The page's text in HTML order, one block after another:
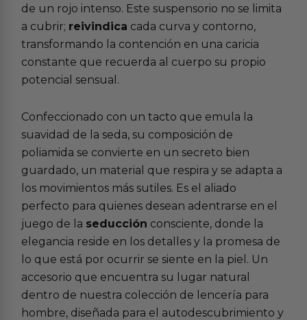
de un rojo intenso. Este suspensorio no se limita
a cubrir; reivindica cada curva y contorno,
transformando la contención en una caricia
constante que recuerda al cuerpo su propio
potencial sensual.
Confeccionado con un tacto que emula la
suavidad de la seda, su composición de
poliamida se convierte en un secreto bien
guardado, un material que respira y se adapta a
los movimientos más sutiles. Es el aliado
perfecto para quienes desean adentrarse en el
juego de la seducción consciente, donde la
elegancia reside en los detalles y la promesa de
lo que está por ocurrir se siente en la piel. Un
accesorio que encuentra su lugar natural
dentro de nuestra colección de lencería para
hombre, diseñada para el autodescubrimiento y